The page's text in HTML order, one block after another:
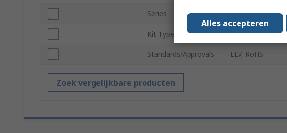
Series 435
Kit Type Gel Filled Joint Kit
Standards/Approvals ELV, RoHS
Zoek vergelijkbare producten
Alles accepteren